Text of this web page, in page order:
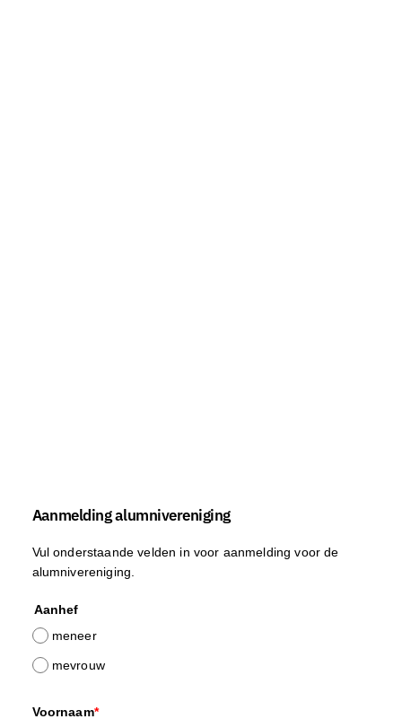
Aanmelding alumnivereniging
Vul onderstaande velden in voor aanmelding voor de
alumnivereniging.
Aanhef
meneer
mevrouw
Voornaam*